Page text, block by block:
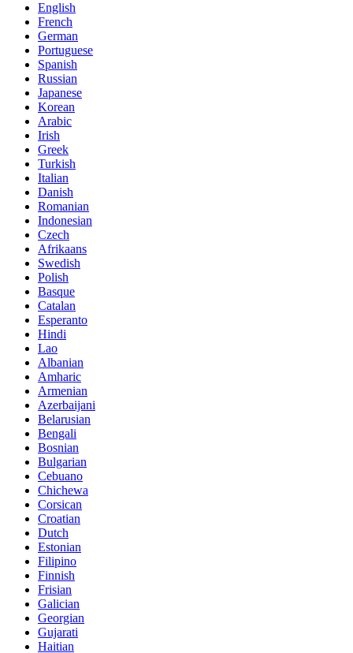
English
French
German
Portuguese
Spanish
Russian
Japanese
Korean
Arabic
Irish
Greek
Turkish
Italian
Danish
Romanian
Indonesian
Czech
Afrikaans
Swedish
Polish
Basque
Catalan
Esperanto
Hindi
Lao
Albanian
Amharic
Armenian
Azerbaijani
Belarusian
Bengali
Bosnian
Bulgarian
Cebuano
Chichewa
Corsican
Croatian
Dutch
Estonian
Filipino
Finnish
Frisian
Galician
Georgian
Gujarati
Haitian